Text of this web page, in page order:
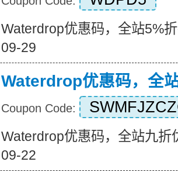
Waterdrop优惠码，全站5%
09-29
Waterdrop优惠码，全
Coupon Code:
Waterdrop优惠码，全站九折
09-22